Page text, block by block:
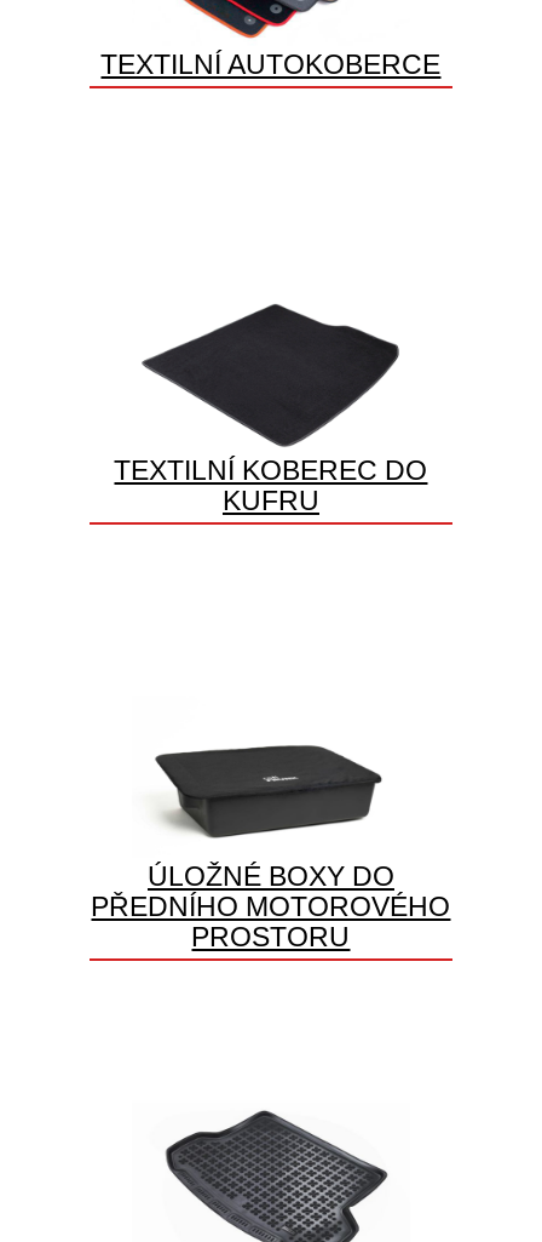
TEXTILNÍ AUTOKOBERCE
TEXTILNÍ KOBEREC DO
KUFRU
ÚLOŽNÉ BOXY DO
PŘEDNÍHO MOTOROVÉHO
PROSTORU